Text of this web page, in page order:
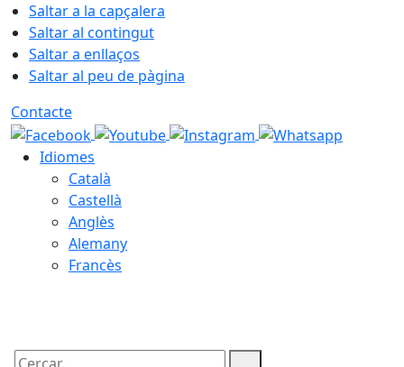
Saltar a la capçalera
Saltar al contingut
Saltar a enllaços
Saltar al peu de pàgina
Contacte
Idiomes
Català
Castellà
Anglès
Alemany
Francès